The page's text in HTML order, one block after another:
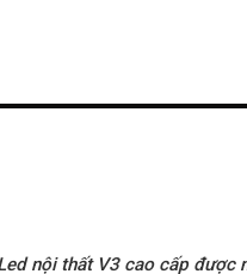
nội thất V3 cao cấp được